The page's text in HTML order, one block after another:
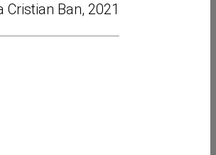
Ban, 2021